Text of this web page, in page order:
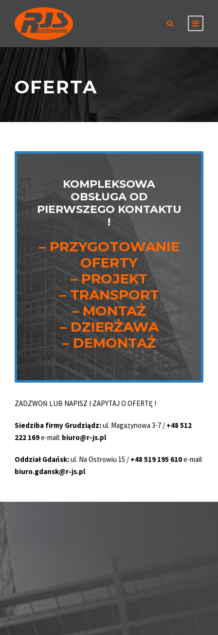
OFERTA
KOMPLEKSOWA
OBSŁUGA OD
PIERWSZEGO KONTAKTU
!
– PRZYGOTOWANIE
OFERTY
– PROJEKT
– TRANSPORT
– MONTAŻ
– DZIERŻAWA
– DEMONTAŻ
KOMPLEKSOWA
OBSŁUGA OD
PIERWSZEGO KONTAKTU
!
– PRZYGOTOWANIE
OFERTY
– PROJEKT
– TRANSPORT
– MONTAŻ
– DZIERŻAWA
– DEMONTAŻ
ZADZWOŃ LUB NAPISZ I ZAPYTAJ O OFERTĘ !
Siedziba firmy Grudziądz:ul. Magazynowa 3-7 / +48 512
222 169e-mail: biuro@r-js.pl
Oddział Gdańsk:ul. Na Ostrowiu 15 / +48 519 195 610e-mail:
biuro.gdansk@r-js.pl